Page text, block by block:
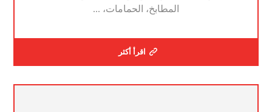
المطابخ، الحمامات، ...
اقرأ أكثر